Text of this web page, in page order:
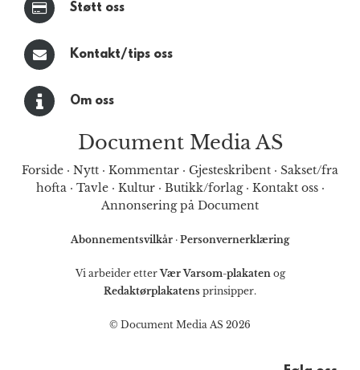
Støtt oss
Kontakt/tips oss
Om oss
Document Media AS
Forside · Nytt · Kommentar · Gjesteskribent · Sakset/fra
hofta· Tavle· Kultur· Butikk/forlag· Kontakt oss·
Annonsering på Document
Abonnementsvilkår · Personvernerklæring
Vi arbeider etterVær Varsom-plakatenog
Redaktørplakatens prinsipper.
© Document Media AS 2026